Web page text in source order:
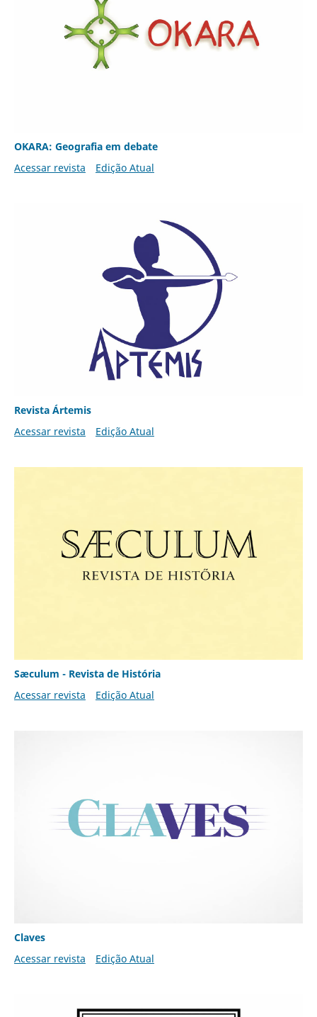
OKARA: Geografia em debate
Acessar revista
Edição Atual
Revista Ártemis
Acessar revista
Edição Atual
Sæculum - Revista de História
Acessar revista
Edição Atual
Claves
Acessar revista
Edição Atual